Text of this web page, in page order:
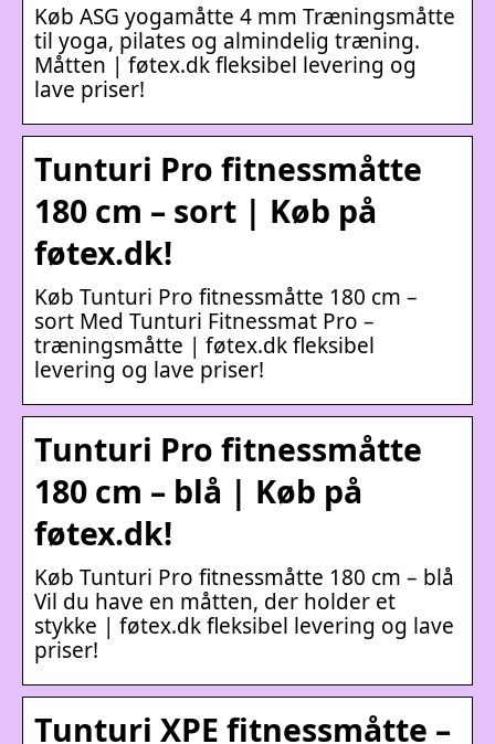
Køb ASG yogamåtte 4 mm Træningsmåtte
til yoga, pilates og almindelig træning.
Måtten | føtex.dk fleksibel levering og
lave priser!
Tunturi Pro fitnessmåtte
180 cm – sort | Køb på
føtex.dk!
Køb Tunturi Pro fitnessmåtte 180 cm –
sort Med Tunturi Fitnessmat Pro –
træningsmåtte | føtex.dk fleksibel
levering og lave priser!
Tunturi Pro fitnessmåtte
180 cm – blå | Køb på
føtex.dk!
Køb Tunturi Pro fitnessmåtte 180 cm – blå
Vil du have en måtten, der holder et
stykke | føtex.dk fleksibel levering og lave
priser!
Tunturi XPE fitnessmåtte –